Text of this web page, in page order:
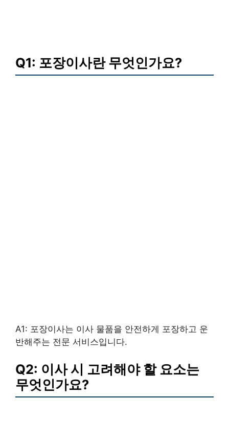
Q1: 포장이사란 무엇인가요?
A1: 포장이사는 이사 물품을 안전하게 포장하고 운
반해주는 전문 서비스입니다.
Q2: 이사 시 고려해야 할 요소는
무엇인가요?